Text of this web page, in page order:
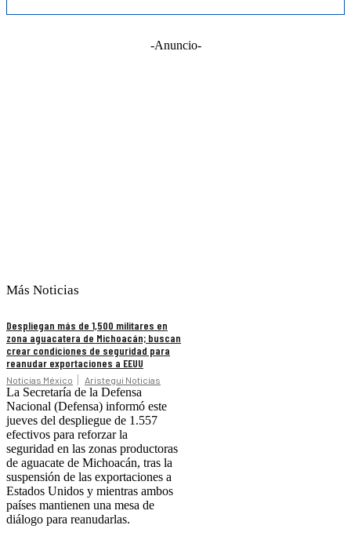
-Anuncio-
Más Noticias
Despliegan más de 1,500 militares en
zona aguacatera de Michoacán; buscan
crear condiciones de seguridad para
reanudar exportaciones a EEUU
Noticias México Aristegui Noticias
La Secretaría de la Defensa
Nacional (Defensa) informó este
jueves del despliegue de 1.557
efectivos para reforzar la
seguridad en las zonas productoras
de aguacate de Michoacán, tras la
suspensión de las exportaciones a
Estados Unidos y mientras ambos
países mantienen una mesa de
diálogo para reanudarlas.